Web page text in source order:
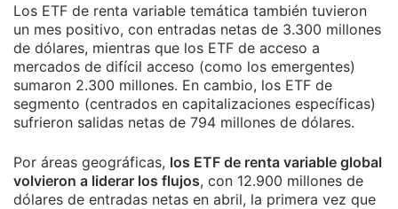
Los ETF de renta variable temática también tuvieron
un mes positivo, con entradas netas de 3.300 millones
de dólares, mientras que los ETF de acceso a
mercados de difícil acceso (como los emergentes)
sumaron 2.300 millones. En cambio, los ETF de
segmento (centrados en capitalizaciones específicas)
sufrieron salidas netas de 794 millones de dólares.
Por áreas geográficas, los ETF de renta variable global
volvieron a liderar los flujos, con 12.900 millones de
dólares de entradas netas en abril, la primera vez que